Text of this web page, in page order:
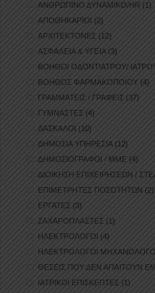
ΑΝΘΡΩΠΙΝΟ ΔΥΝΑΜΙΚΟ/HR (1)
ΑΠΟΘΗΚΑΡΙΟΙ (2)
ΑΡΧΙΤΕΚΤΟΝΕΣ (12)
ΑΣΦΑΛΕΙΑ & ΥΓΕΙΑ(3)
ΒΟΗΘΟΙ ΟΔΟΝΤΙΑΤΡΟΥ/
ΒΟΗΘΟΣ ΦΑΡΜΑΚΟΠΟΙΟΥ (4)
ΓΡΑΜΜΑΤΕΙΣ / ΓΡΑΦΕΙΣ (37)
ΓΥΜΝΑΣΤΕΣ (4)
ΔΑΣΚΑΛΟΙ (10)
ΔΗΜΟΣΙΑ ΥΠΗΡΕΣΙΑ(12)
ΔΗΜΟΣΙΟΓΡΑΦΟΙ / ΜΜΕ (4)
ΔΙΟΙΚΗΣΗ ΕΠΙΧΕΙΡΗΣΕΩΝ /
ΕΠΙΜΕΤΡΗΤΕΣ ΠΟΣΟΤΗΤΩΝ (2)
ΕΡΓΑΤΕΣ (3)
ΖΑΧΑΡΟΠΛΑΣΤΕΣ (1)
ΗΛΕΚΤΡΟΛΟΓΟΙ (4)
ΗΛΕΚΤΡΟΛΟΓΟΙ
ΘΕΣΕΙΣ ΠΟΥ ΔΕΝ ΑΠΑΙΤΟΥΝ
ΙΑΤΡΙΚΟΙ ΕΠΙΣΚΕΠΤΕΣ (1)